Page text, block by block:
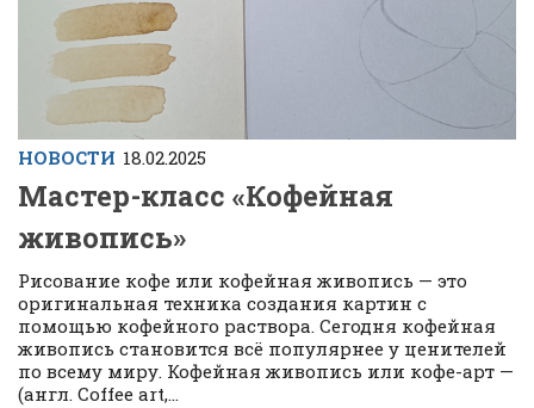
НОВОСТИ 18.02.2025
Мастер-класс «Кофейная
живопись»
Рисование кофе или кофейная живопись — это
оригинальная техника создания картин с
помощью кофейного раствора. Сегодня кофейная
живопись становится всё популярнее у ценителей
по всему миру. Кофейная живопись или кофе-арт —
(англ. Сoffee art,...